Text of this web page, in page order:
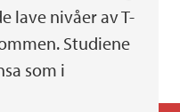
lave nivåer av T-
Studiene
som i